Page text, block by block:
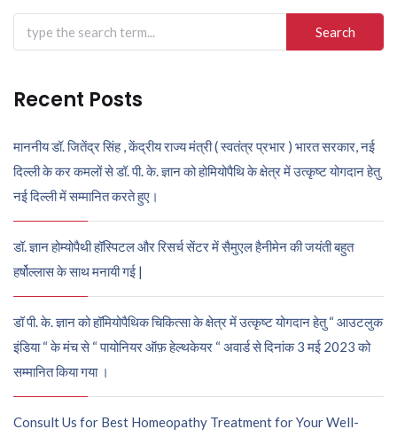
Search
for:
Recent Posts
माननीय डॉ. जितेंद्र सिंह , केंद्रीय राज्य मंत्री ( स्वतंत्र प्रभार ) भारत सरकार, नई
दिल्ली के कर कमलों से डॉ. पी. के. ज्ञान को होमियोपैथि के क्षेत्र में उत्कृष्ट योगदान हेतु
नई दिल्ली में सम्मानित करते हुए।
डॉ. ज्ञान होम्योपैथी हॉस्पिटल और रिसर्च सेंटर में सैमुएल हैनीमेन की जयंती बहुत
हर्षोल्लास के साथ मनायी गई |
डॉ पी. के. ज्ञान को हॉमियोपैथिक चिकित्सा के क्षेत्र में उत्कृष्ट योगदान हेतु “ आउटलुक
इंडिया “ के मंच से “ पायोनियर ऑफ़ हेल्थकेयर “ अवार्ड से दिनांक 3 मई 2023 को
सम्मानित किया गया ।
Consult Us for Best Homeopathy Treatment for Your Well-